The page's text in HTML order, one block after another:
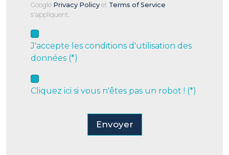
Google Privacy Policy et Terms of Service
s'appliquent.
J'accepte les conditions d'utilisation des
données (*)
Cliquez ici si vous n'êtes pas un robot ! (*)
Envoyer